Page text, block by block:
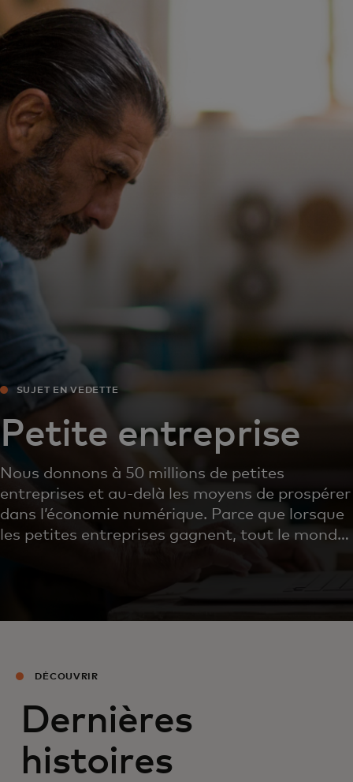
Pour vous
Pour les professionnels
Pour le monde
Pour les innovateurs
Actualités et tendances
SUJET EN VEDETTE
Petite entreprise
Nous donnons à 50 millions de petites
entreprises et au-delà les moyens de prospérer
dans l’économie numérique. Parce que lorsque
les petites entreprises gagnent, tout le monde
DÉCOUVRIR
Dernières
histoires